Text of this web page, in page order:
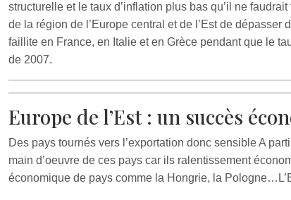
structurelle et le taux d’inflation plus bas qu’il ne
de la région de l’Europe central et de l’Est de
faillite en France, en Italie et en Grèce pendant que le
de 2007.
Europe de l’Est : un succès
Des pays tournés vers l’exportation donc sensible A
main d’oeuvre de ces pays car ils ralentissement
économique de pays comme la Hongrie, la